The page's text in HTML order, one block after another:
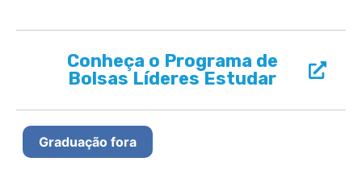
Conheça o Programa de
Bolsas Líderes Estudar
Graduação fora